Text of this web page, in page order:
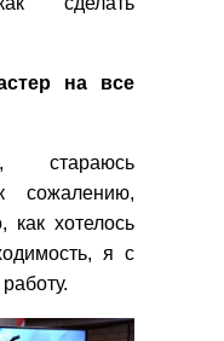
на все
сожалению,
как хотелось
я с